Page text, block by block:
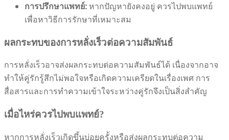
การปรึกษาแพทย์: หากปัญหายังคงอยู่ ควรไปพบแพทย์
เพื่อหาวิธีการรักษาที่เหมาะสม
ผลกระทบของการหลั่งเร็วต่อความสัมพันธ์
การหลั่งเร็วอาจส่งผลกระทบต่อความสัมพันธ์ได้ เนื่องจากอาจ
ทำให้คู่รักรู้สึกไม่พอใจหรือเกิดความเครียดในเรื่องเพศ การ
สื่อสารและการทำความเข้าใจระหว่างคู่รักจึงเป็นสิ่งสำคัญ
เมื่อไหร่ควรไปพบแพทย์?
หากการหลั่งเร็วเกิดขึ้นบ่อยครั้งหรือส่งผลกระทบต่อความ